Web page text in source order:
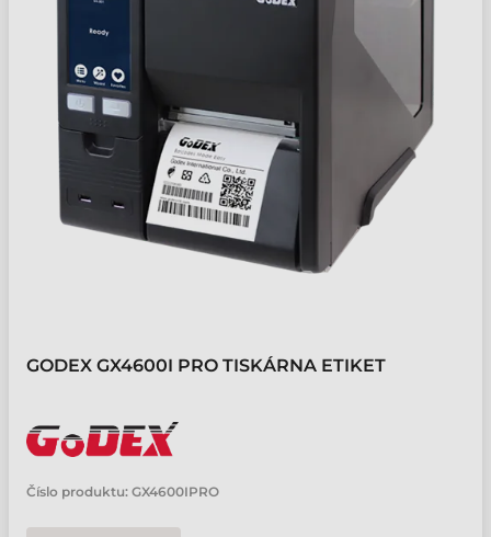
GODEX GX4600I PRO TISKÁRNA ETIKET
Číslo produktu: GX4600IPRO